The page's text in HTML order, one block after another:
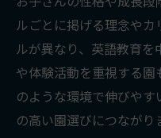
めよう
プリスクール
性
福岡市西区の
ルとは
ルごとに掲げる理念や
ルが異なり、英語教育
や体験活動を重視する
のような環境で伸びや
の高い園選びにつながり